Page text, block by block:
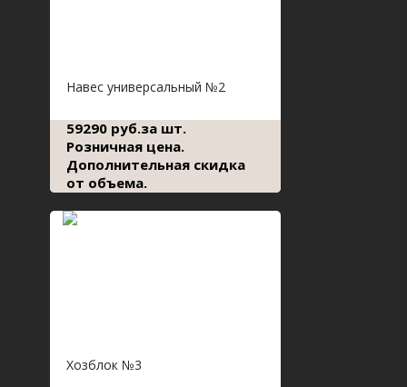
Навес универсальный №2
59290 руб.за шт.
Розничная цена.
Дополнительная скидка
от объема.
Хозблок №3